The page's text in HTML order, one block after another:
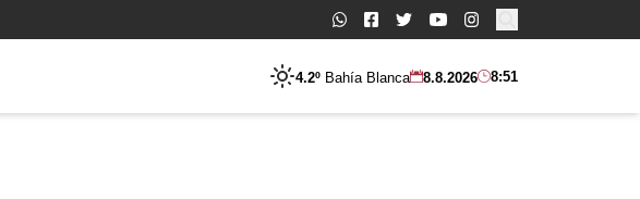
Buscar:
4.2º Bahía Blanca 8.8.2026 8:51